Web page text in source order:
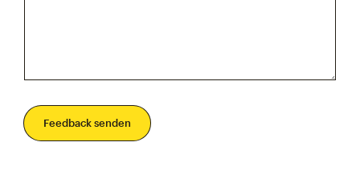
Feedback senden